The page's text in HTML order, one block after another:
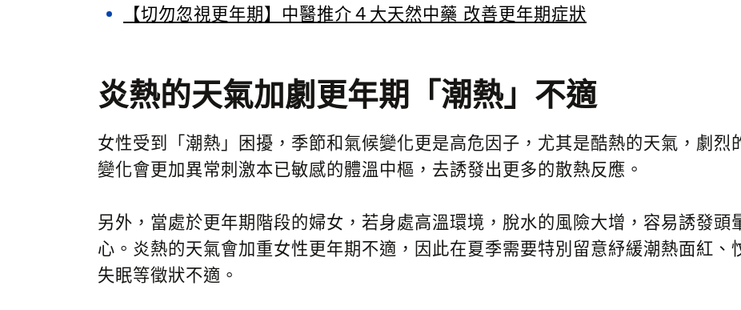
【切勿忽視更年期】中醫推介４大天然中藥 改善更年期症狀
炎熱的天氣加劇更年期「潮熱」不適
女性受到「潮熱」困擾，季節和氣候變化更是高危因子，尤其是酷熱的天氣，劇烈
變化會更加異常刺激本已敏感的體溫中樞，去誘發出更多的散熱反應。
另外，當處於更年期階段的婦女，若身處高溫環境，脫水的風險大增，容易誘發頭
心。炎熱的天氣會加重女性更年期不適，因此在夏季需要特別留意紓緩潮熱面紅、
失眠等徵狀不適。